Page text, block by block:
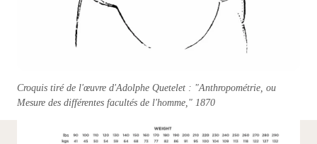
Croquis tiré de l'œuvre d'Adolphe Quetelet : "Anthropométrie, ou
Mesure des différentes facultés de l'homme," 1870